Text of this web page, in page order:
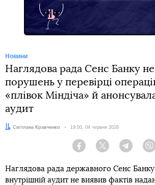
Новини
Наглядова рада Сенс Банку
порушень у перевірці
«плівок Міндіча» й
аудит
Автор:
Світлана Кравченко Дата:
19:00, 04 червня 2026
Facebook Twitter Telegram
Наглядова рада державного Сенс
внутрішній аудит не виявив фактів